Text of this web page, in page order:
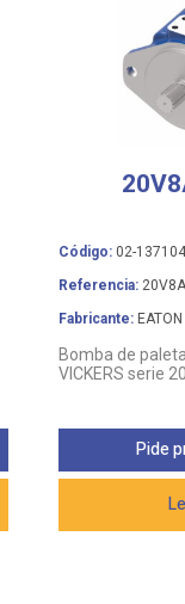
Código:02-
Referencia:
Fabricante:EATON
Bomba de
VICKERS serie
Pide